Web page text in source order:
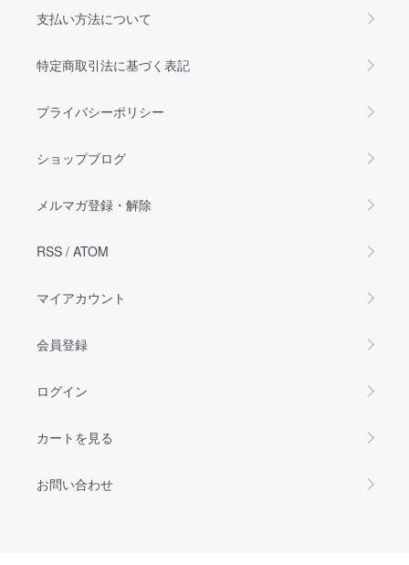
支払い方法について
特定商取引法に基づく表記
プライバシーポリシー
ショップブログ
メルマガ登録・解除
RSS / ATOM
マイアカウント
会員登録
ログイン
カートを見る
お問い合わせ